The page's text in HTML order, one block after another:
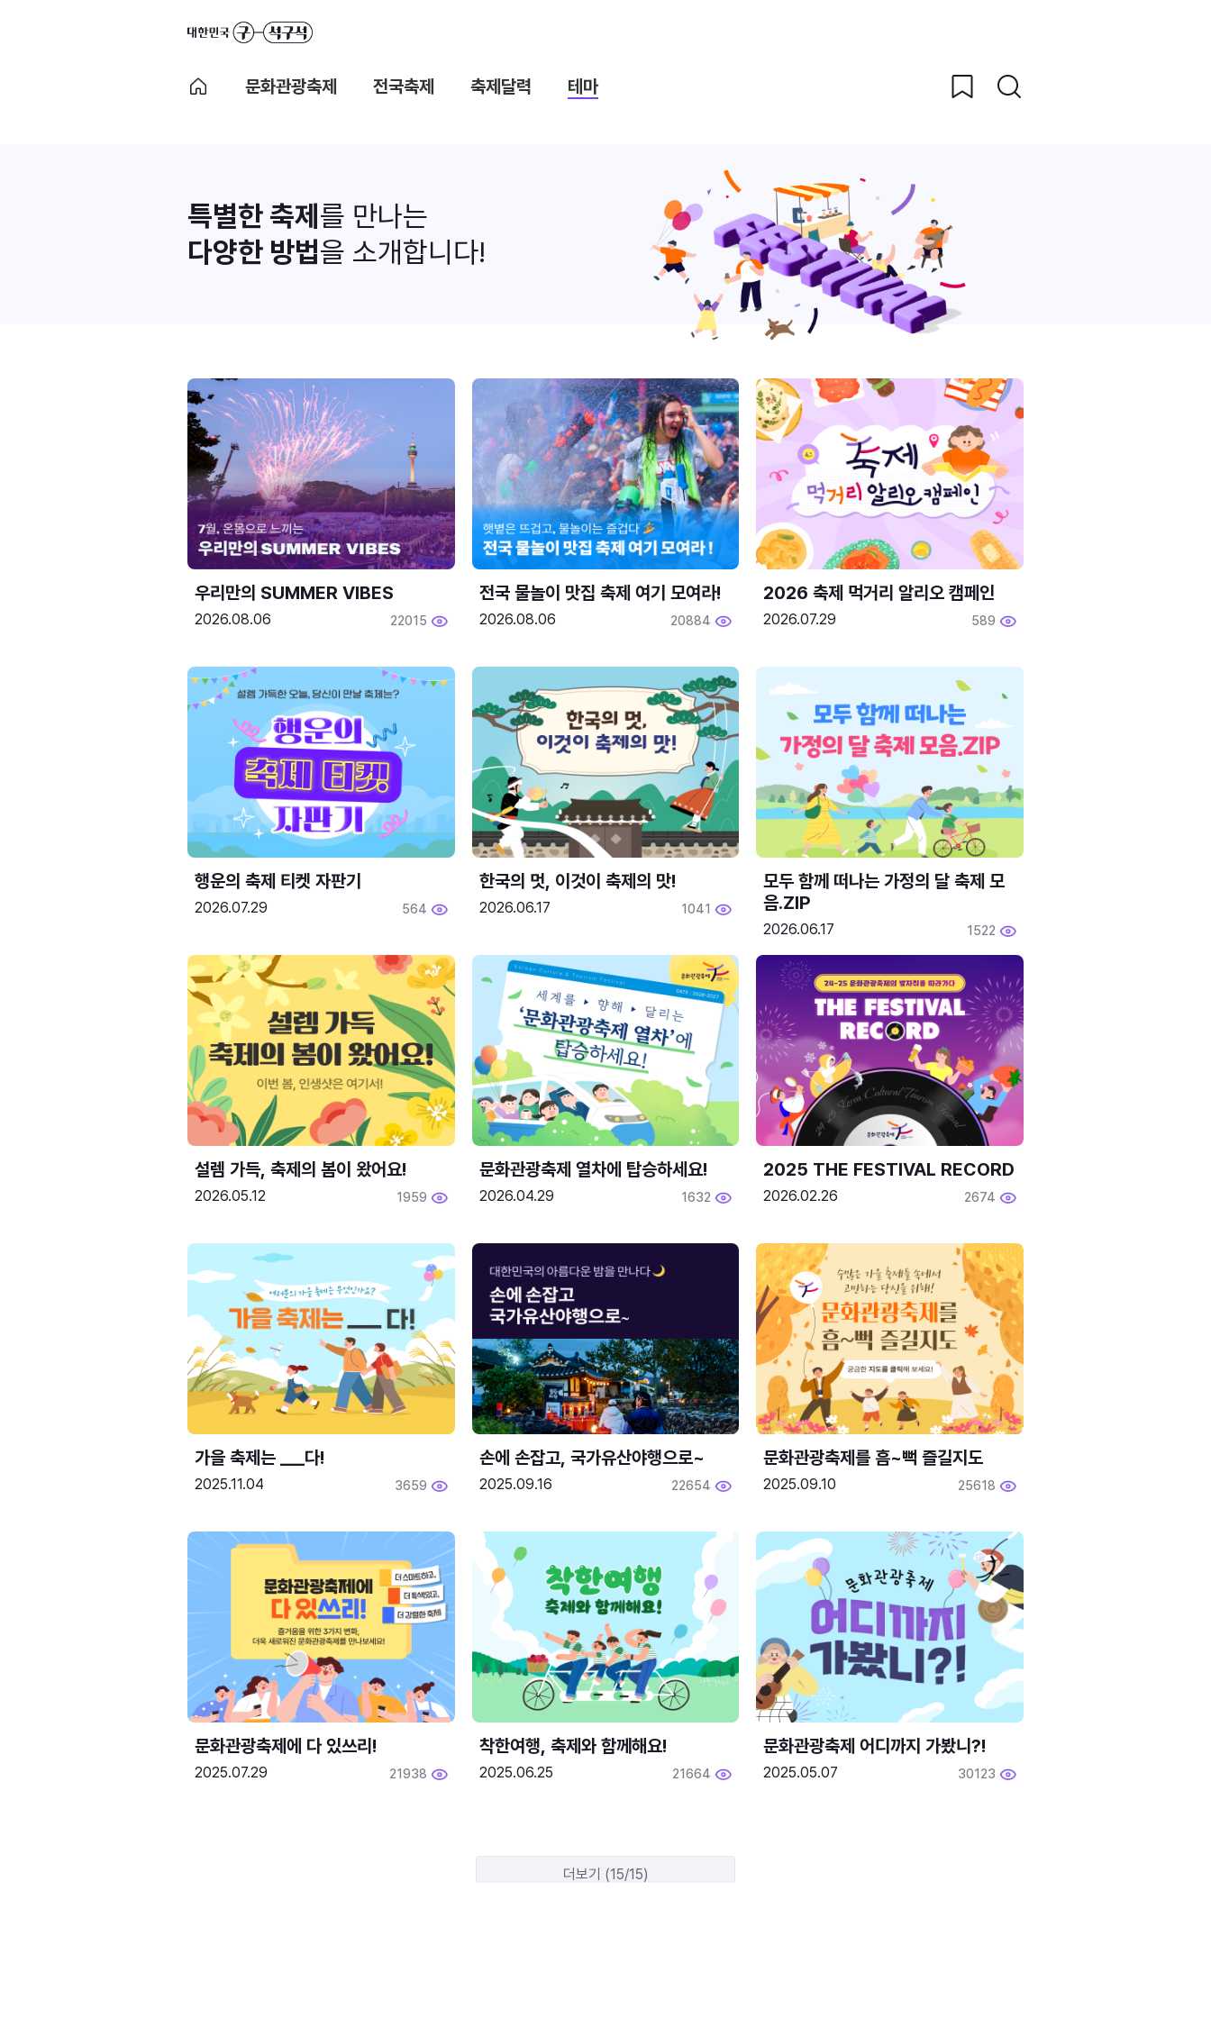
문화관광축제 전국축제 축제달력 테마
특별한 축제 를 만나는
다양한 방법을 소개합니다!
우리만의 SUMMER VIBES
2026.08.06 22015
전국 물놀이 맛집 축제 여기 모여라!
2026.08.06 20884
2026 축제 먹거리 알리오 캠페인
2026.07.29 589
행운의 축제 티켓 자판기
2026.07.29 564
한국의 멋, 이것이 축제의 맛!
2026.06.17 1041
모두 함께 떠나는 가정의 달 축제 모
음.ZIP
2026.06.17 1522
설렘 가득, 축제의 봄이 왔어요!
2026.05.12 1959
문화관광축제 열차에 탑승하세요!
2026.04.29 1632
2025 THE FESTIVAL RECORD
2026.02.26 2674
2025.11.04 3659
손에 손잡고, 국가유산야행으로~
2025.09.16 22654
문화관광축제를 흠~뻑 즐길지도
2025.09.10 25618
문화관광축제에 다 있쓰리!
2025.07.29 21938
착한여행, 축제와 함께해요!
2025.06.25 21664
문화관광축제 어디까지 가봤니?!
2025.05.07 30123
더보기 (15/15)